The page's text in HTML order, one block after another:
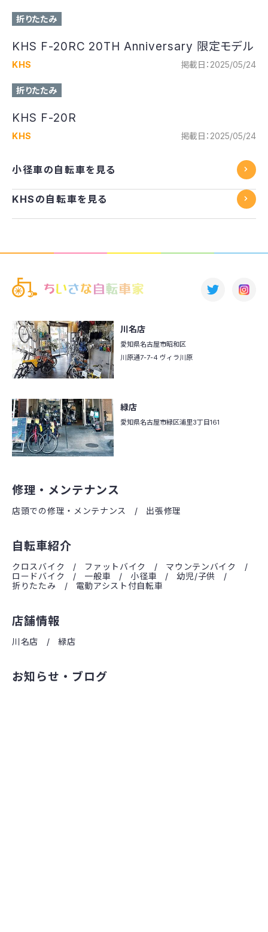
KHS F-20RC 20TH Anniversary 限定モデル
折りたたみ
KHS 掲載日：2025/05/24
KHS F-20R
折りたたみ
KHS 掲載日：2025/05/24
小径車の自転車を見る
KHSの自転車を見る
川名店
愛知県名古屋市昭和区
川原通7-7-4 ヴィラ川原
緑店
愛知県名古屋市緑区浦里3丁目161
修理・メンテナンス
店頭での修理・メンテナンス 出張修理
自転車紹介
クロスバイク ファットバイク
マウンテンバイク
ロードバイク
一般車 小径車
幼児/子供
折りたたみ
電動アシスト付自転車
店舗情報
川名店 緑店
お知らせ・ブログ